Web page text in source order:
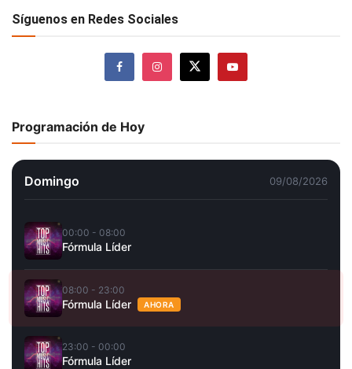
Síguenos en Redes Sociales
Programación de Hoy
Domingo 09/08/2026
00:00 - 08:00
Fórmula Líder
08:00 - 23:00
Fórmula Líder AHORA
23:00 - 00:00
Fórmula Líder